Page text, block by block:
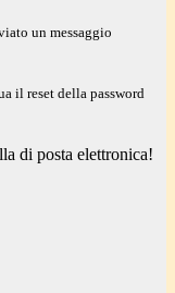
un messaggio
il reset della password
di posta elettronica!